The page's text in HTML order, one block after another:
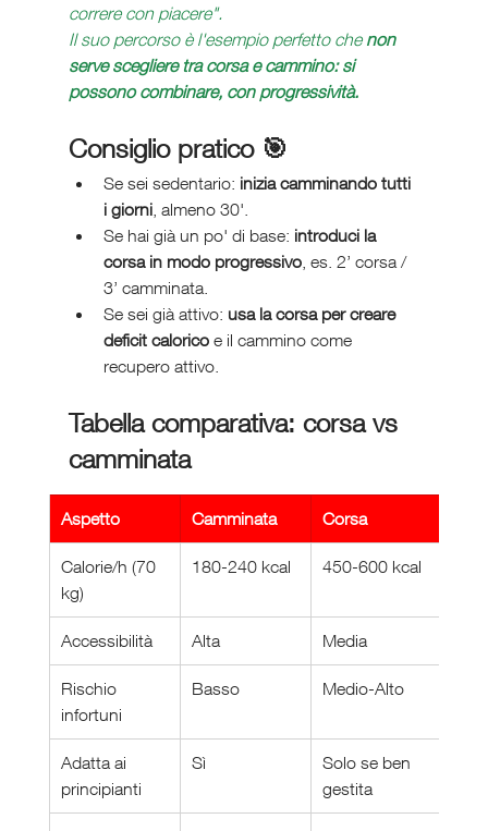
correre con piacere".
Il suo percorso è l'esempio perfetto che non
serve scegliere tra corsa e cammino: si
possono combinare, con progressività.
Consiglio pratico 🎯
Se sei sedentario: inizia camminando tutti
i giorni, almeno 30'.
Se hai già un po' di base: introduci la
corsa in modo progressivo, es. 2’ corsa /
3’ camminata.
Se sei già attivo: usa la corsa per creare
deficit calorico e il cammino come
recupero attivo.
Tabella comparativa: corsa vs
camminata
Aspetto Camminata Corsa
Calorie/h (70
kg)
180-240 kcal 450-600 kcal
Accessibilità Alta Media
Rischio
infortuni
Basso Medio-Alto
Adatta ai
principianti
Sì
Solo se ben
gestita